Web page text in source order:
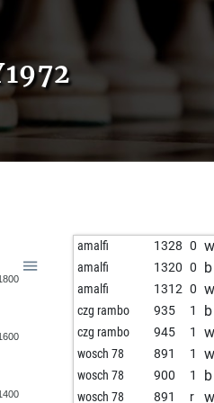
amalfi 1328 0 w
amalfi 1320 0 b
amalfi 1312 0 w
czg rambo 935 1 b
czg rambo 945 1 w
wosch 78 891 1 w
wosch 78 900 1 b
wosch 78 891 r w